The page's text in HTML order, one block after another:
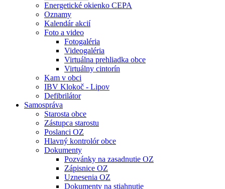
Energetické okienko CEPA
Oznamy
Kalendár akcií
Foto a video
Fotogaléria
Videogaléria
Virtuálna prehliadka obce
Virtuálny cintorín
Kam v obci
IBV Klokoč - Lipov
Defibrilátor
Samospráva
Starosta obce
Zástupca starostu
Poslanci OZ
Hlavný kontrolór obce
Dokumenty
Pozvánky na zasadnutie OZ
Zápisnice OZ
Uznesenia OZ
Dokumenty na stiahnutie